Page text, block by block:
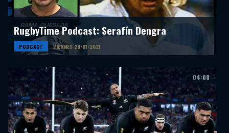
RugbyTime Podcast: Serafín Dengra
PODCAST VIERNES 29/01/2021
04:08